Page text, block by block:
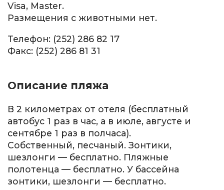
Visa, Master.
Размещения с животными нет.
Телефон: (252) 286 82 17
Факс: (252) 286 81 31
Описание пляжа
В 2 километрах от отеля (бесплатный
автобус 1 раз в час, а в июле, августе и
сентябре 1 раз в полчаса).
Собственный, песчаный. Зонтики,
шезлонги — бесплатно. Пляжные
полотенца — бесплатно. У бассейна
зонтики, шезлонги — бесплатно.